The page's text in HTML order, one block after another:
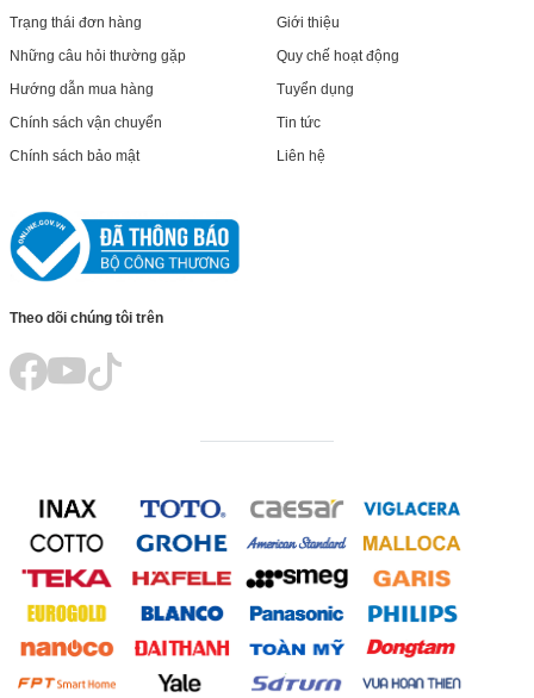
Trạng thái đơn hàng
Những câu hỏi thường gặp
Hướng dẫn mua hàng
Chính sách vận chuyển
Chính sách bảo mật
Giới thiệu
Quy chế hoạt động
Tuyển dụng
Tin tức
Liên hệ
Theo dõi chúng tôi trên